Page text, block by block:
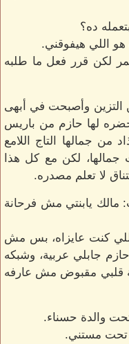
ده؟
هو اللي هيفوقني.
لكن قرر فعل ما طلبه
التزين وأصبحت في أبهى
لها حازم من باريس
من جمالها التاج اللامع
لكن مع كل هذا
لا تعلم مصدره.
مالك يابنتي مش فرحانة
كنت عايزاه، بس مش
جابلي عربية، وشبكه
قلبي مقبوض مش عارفه
والدة حسناء.
تحت مستني.